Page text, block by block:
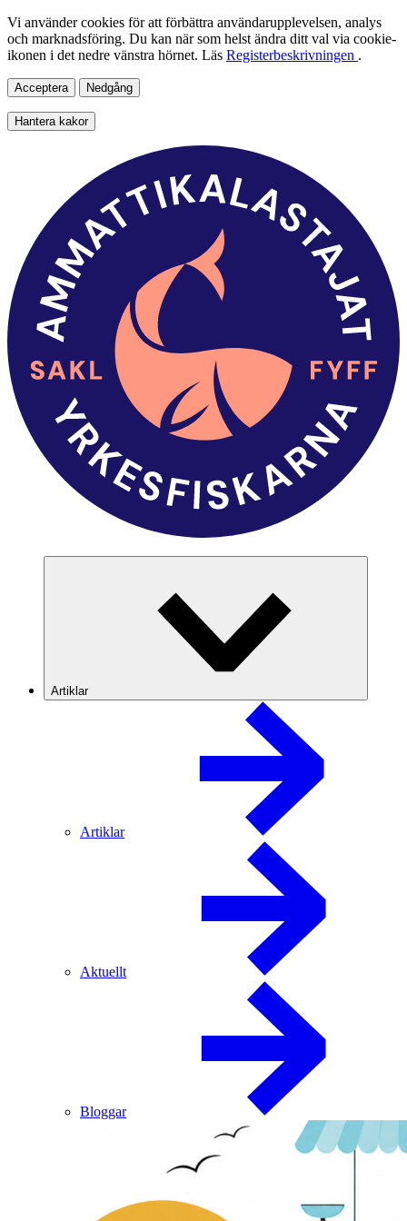
Vi använder cookies för att förbättra användarupplevelsen, analys
och marknadsföring. Du kan när som helst ändra ditt val via cookie-
ikonen i det nedre vänstra hörnet. Läs Registerbeskrivningen .
Acceptera Nedgång
Hantera kakor
Artiklar
Artiklar
Aktuellt
Bloggar